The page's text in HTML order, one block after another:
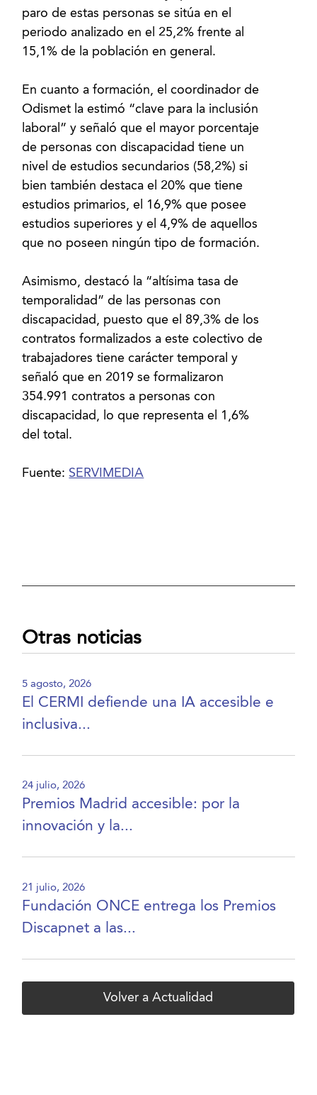
paro de estas personas se sitúa en el
periodo analizado en el 25,2% frente al
15,1% de la población en general.
En cuanto a formación, el coordinador de
Odismet la estimó “clave para la inclusión
laboral” y señaló que el mayor porcentaje
de personas con discapacidad tiene un
nivel de estudios secundarios (58,2%) si
bien también destaca el 20% que tiene
estudios primarios, el 16,9% que posee
estudios superiores y el 4,9% de aquellos
que no poseen ningún tipo de formación.
Asimismo, destacó la “altísima tasa de
temporalidad” de las personas con
discapacidad, puesto que el 89,3% de los
contratos formalizados a este colectivo de
trabajadores tiene carácter temporal y
señaló que en 2019 se formalizaron
354.991 contratos a personas con
discapacidad, lo que representa el 1,6%
del total.
Fuente: SERVIMEDIA
Otras noticias
5 agosto, 2026
El CERMI defiende una IA accesible e
inclusiva...
24 julio, 2026
Premios Madrid accesible: por la
innovación y la...
21 julio, 2026
Fundación ONCE entrega los Premios
Discapnet a las...
Volver a Actualidad